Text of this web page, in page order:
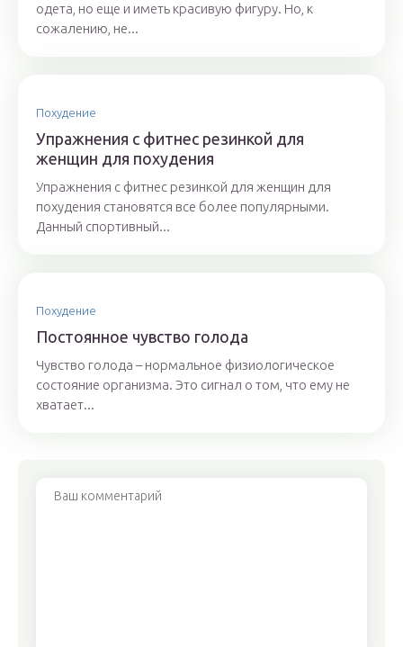
одета, но еще и иметь красивую фигуру. Но, к
сожалению, не...
Похудение
Упражнения с фитнес резинкой для
женщин для похудения
Упражнения с фитнес резинкой для женщин для
похудения становятся все более популярными.
Данный спортивный...
Похудение
Постоянное чувство голода
Чувство голода – нормальное физиологическое
состояние организма. Это сигнал о том, что ему не
хватает...